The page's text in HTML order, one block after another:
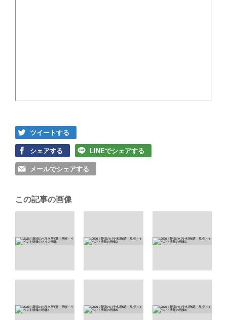
ツイートする
シェアする LINEでシェアする
メールでシェアする
この記事の画像